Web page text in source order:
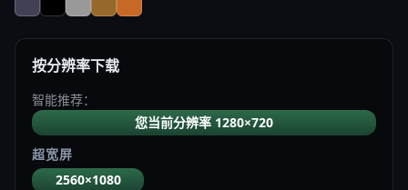
按分辨率下载
智能推荐：
您当前分辨率 1280×720
超宽屏
2560×1080